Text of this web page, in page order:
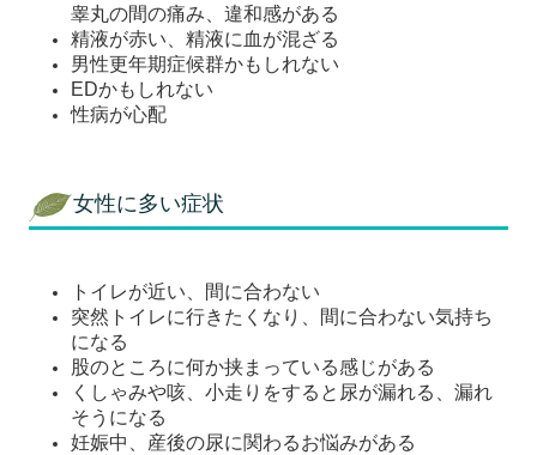
睾丸の間の痛み、違和感がある
精液が赤い、精液に血が混ざる
男性更年期症候群かもしれない
EDかもしれない
性病が心配
女性に多い症状
トイレが近い、間に合わない
突然トイレに行きたくなり、間に合わない気持ち
になる
股のところに何か挟まっている感じがある
くしゃみや咳、小走りをすると尿が漏れる、漏れ
そうになる
妊娠中、産後の尿に関わるお悩みがある